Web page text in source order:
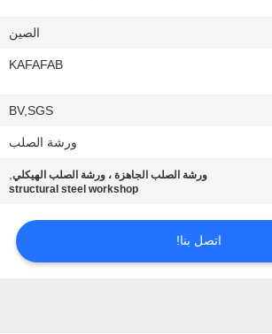
الصين
KAFAFAB
BV,SGS
ورشة الصلب
ورشة الصلب الجاهزة ، ورشة الصلب الهيكلي,
structural steel workshop
اتصل بنا!